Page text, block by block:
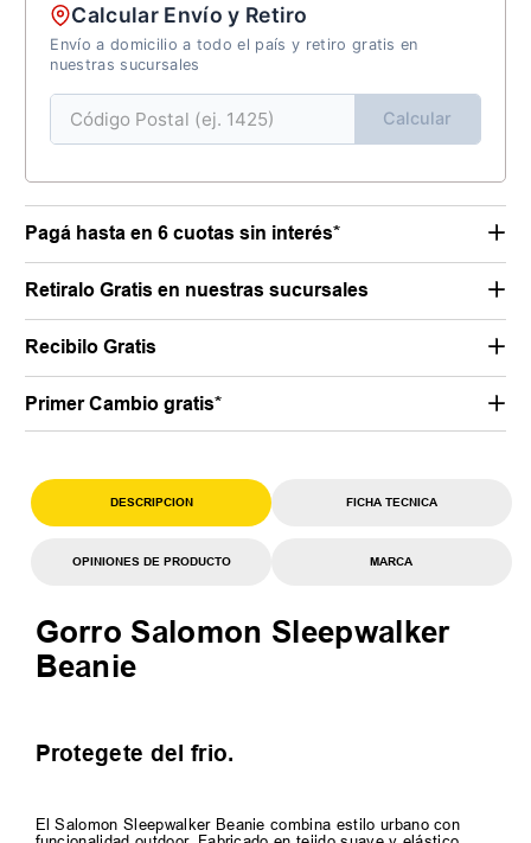
Calcular Envío y Retiro
Envío a domicilio a todo el país y retiro gratis en
nuestras sucursales
Calcular
Pagá hasta en 6 cuotas sin interés*
Retiralo Gratis en nuestras sucursales
Recibilo Gratis
Primer Cambio gratis*
DESCRIPCION FICHA TECNICA
OPINIONES DE PRODUCTO MARCA
Gorro Salomon Sleepwalker
Beanie
Protegete del frio.
El Salomon Sleepwalker Beanie combina estilo urbano con